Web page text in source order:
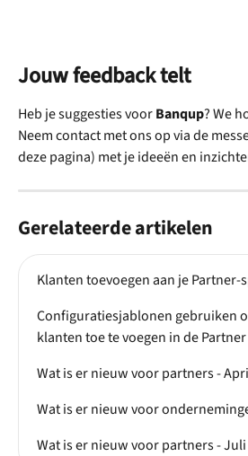
Jouw feedback telt
Heb je suggesties voor Banqup? We
Neem contact met ons op via de
deze pagina) met je ideeën en
Gerelateerde artikelen
Klanten toevoegen aan je Partner-
Configuratiesjablonen gebruiken
klanten toe te voegen in de
Wat is er nieuw voor partners -
Wat is er nieuw voor
Wat is er nieuw voor partners - Juli